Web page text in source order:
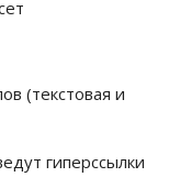
в
(текстовая и
гиперссылки